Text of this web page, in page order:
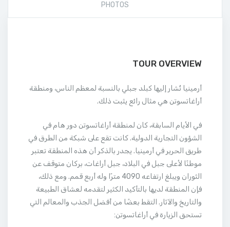
PHOTOS
TOUR OVERVIEW
أرمينيا تُشار إليها كبلد جبلي بالنسبة لمعظم الناس، ومنطقة
أراغاتسوتن هي مثال رائع يثبت ذلك.
في الأيام السابقة، كان لمنطقة أراغاتسوتن دور هام في
الشؤون التجارية الدولية. كانت تقع على شبكة من الطرق في
طريق الحرير في أرمينيا. يجدر بالذكر أن هذه المنطقة تعتبر
موطنًا لأعلى جبل في البلاد، جبل أراغات، بركان متوقف عن
الثوران ويبلغ ارتفاعه 4090 مترًا وله أربع قمم. ومع ذلك،
فإن المنطقة لديها بالتأكيد الكثير لتقدمه لعشاق الطبيعة
والتاريخ والآثار. التقط بعضًا من أفضل الجذب والمعالم التي
تستحق الزيارة في أراغاتسوتن: